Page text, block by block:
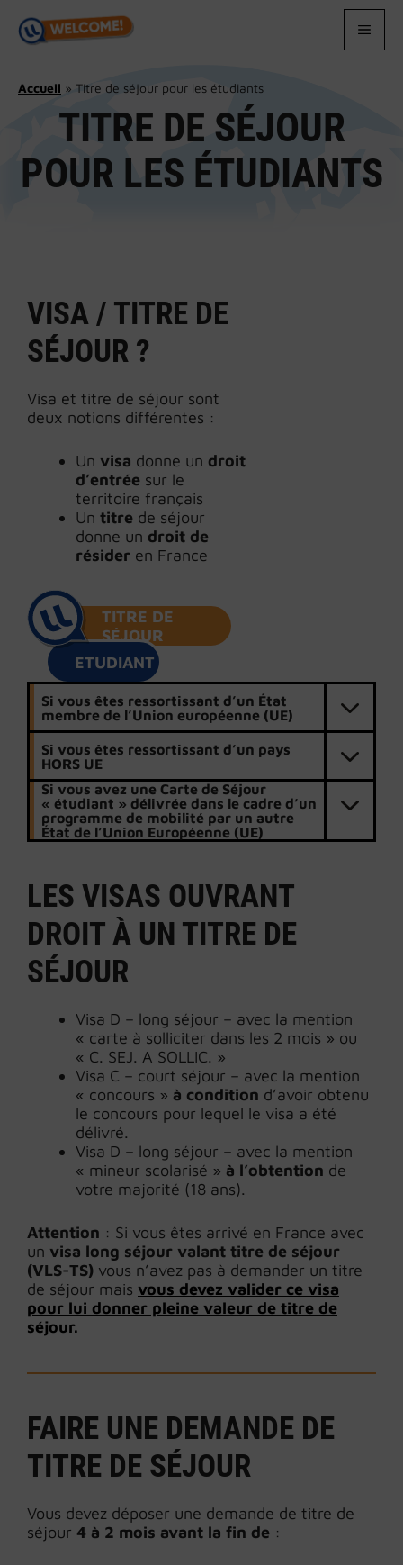
contenu
Accueil » Titre de séjour pour les étudiants
TITRE DE SÉJOUR
POUR LES ÉTUDIANTS
VISA / TITRE DE
SÉJOUR ?
Visa et titre de séjour sont
deux notions différentes :
Un visa donne un droit
d’entrée sur le
territoire français
Un titre de séjour
donne un droit de
résider en France
TITRE DE
SÉJOUR
ETUDIANT
Si vous êtes ressortissant d’un État
membre de l’Union européenne (UE)
Si vous êtes ressortissant d’un pays
HORS UE
Si vous avez une Carte de Séjour
« étudiant » délivrée dans le cadre d’un
programme de mobilité par un autre
État de l’Union Européenne (UE)
LES VISAS OUVRANT
DROIT À UN TITRE DE
SÉJOUR
Visa D – long séjour – avec la mention
« carte à solliciter dans les 2 mois » ou
« C. SEJ. A SOLLIC. »
Visa C – court séjour – avec la mention
« concours » à condition d’avoir obtenu
le concours pour lequel le visa a été
délivré.
Visa D – long séjour – avec la mention
« mineur scolarisé » à l’obtention de
votre majorité (18 ans).
Attention : Si vous êtes arrivé en France avec
un visa long séjour valant titre de séjour
(VLS-TS) vous n’avez pas à demander un titre
de séjour mais vous devez valider ce visa
pour lui donner pleine valeur de titre de
séjour.
FAIRE UNE DEMANDE DE
TITRE DE SÉJOUR
Vous devez déposer une demande de titre de
séjour 4 à 2 mois avant la fin de :